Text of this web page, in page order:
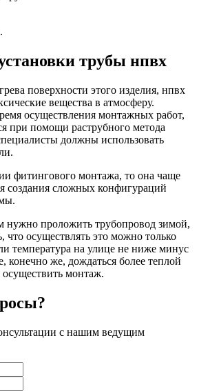
трубы нпвх
поверхности этого изделия, нпвх
вещества в атмосферу.
осуществления монтажных работ,
при помощи раструбного метода
должны использовать
фитингового монтажа, то она чаще
создания сложных конфигураций
нужно проложить трубопровод зимой,
осуществлять это можно только
температура на улице не ниже минус
конечно же, дождаться более теплой
монтаж.
с нашим ведущим